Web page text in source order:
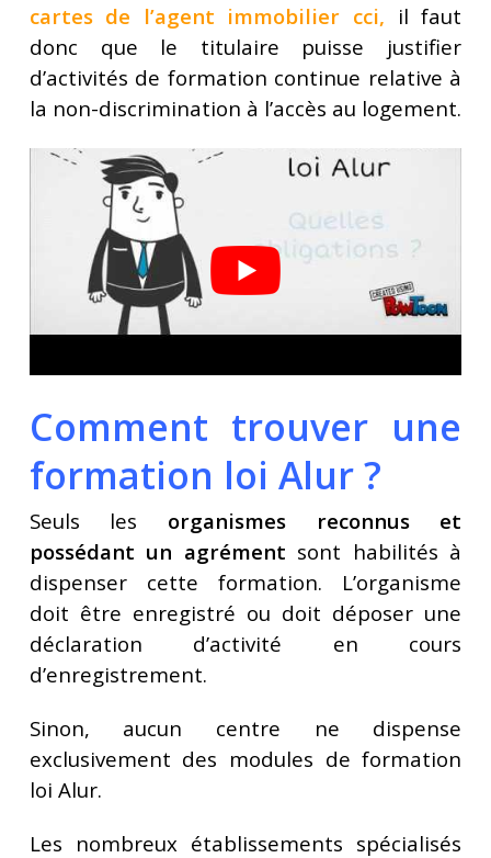
cartes de l’agent immobilier cci, il faut
donc que le titulaire puisse justifier
d’activités de formation continue relative à
la non-discrimination à l’accès au logement.
Comment trouver une
formation loi Alur ?
Seuls les organismes reconnus et
possédant un agrément sont habilités à
dispenser cette formation. L’organisme
doit être enregistré ou doit déposer une
déclaration d’activité en cours
d’enregistrement.
Sinon, aucun centre ne dispense
exclusivement des modules de formation
loi Alur.
Les nombreux établissements spécialisés